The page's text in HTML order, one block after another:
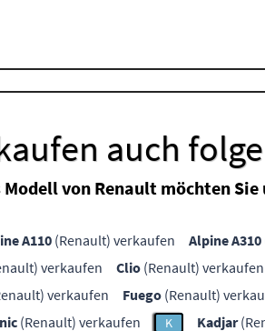
auch
Modell von Renault möchten
A110 (Renault) verkaufen Alpine A310
verkaufen Clio (Renault) verkaufen
verkaufen Fuego (Renault)
(Renault) verkaufen K Kadjar